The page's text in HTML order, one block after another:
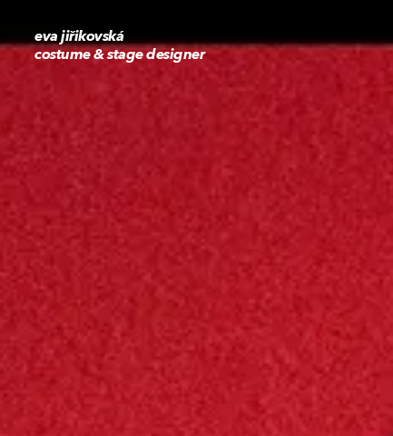
eva jiřikovská
costume & stage designer